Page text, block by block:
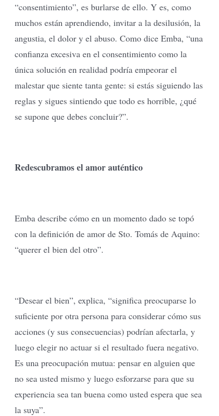
“consentimiento”, es burlarse de ello. Y es, como
muchos están aprendiendo, invitar a la desilusión, la
angustia, el dolor y el abuso. Como dice Emba, “una
confianza excesiva en el consentimiento como la
única solución en realidad podría empeorar el
malestar que siente tanta gente: si estás siguiendo las
reglas y sigues sintiendo que todo es horrible, ¿qué
se supone que debes concluir?”.
Redescubramos el amor auténtico
Emba describe cómo en un momento dado se topó
con la definición de amor de Sto. Tomás de Aquino:
“querer el bien del otro”.
“Desear el bien”, explica, “significa preocuparse lo
suficiente por otra persona para considerar cómo sus
acciones (y sus consecuencias) podrían afectarla, y
luego elegir no actuar si el resultado fuera negativo.
Es una preocupación mutua: pensar en alguien que
no sea usted mismo y luego esforzarse para que su
experiencia sea tan buena como usted espera que sea
la suya”.